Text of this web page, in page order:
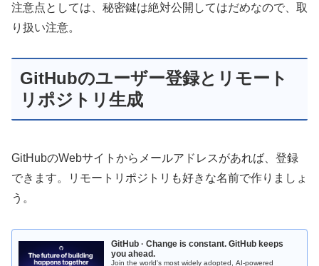
注意点としては、秘密鍵は絶対公開してはだめなので、取
り扱い注意。
GitHubのユーザー登録とリモート
リポジトリ生成
GitHubのWebサイトからメールアドレスがあれば、登録
できます。リモートリポジトリも好きな名前で作りましょ
う。
GitHub · Change is constant. GitHub keeps
you ahead.
Join the world's most widely adopted, AI-powered